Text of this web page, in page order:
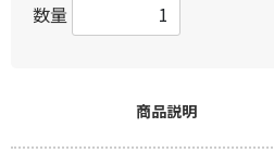
数量
商品説明